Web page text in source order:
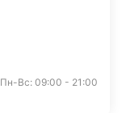
Пн-Вс: 09:00 - 21:00